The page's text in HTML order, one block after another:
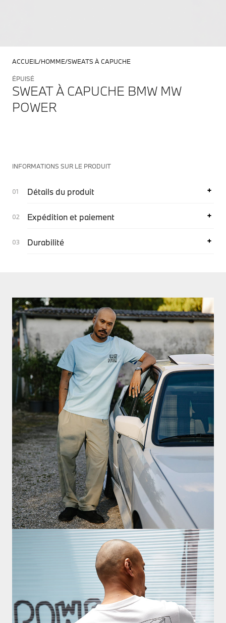
ACCUEIL HOMME SWEATS À CAPUCHE
ÉPUISÉ
SWEAT À CAPUCHE BMW MW
POWER
INFORMATIONS SUR LE PRODUIT
Détails du produit
Expédition et paiement
Durabilité